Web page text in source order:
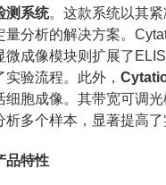
测系统。这款系统以其
量分析的解决方案。
微成像模块则扩展了
实验流程。此外，
细胞成像。其带宽可调
析多个样本，显著提高了
品特性